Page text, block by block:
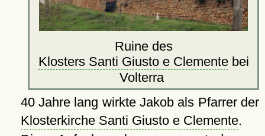
Ruine des
Klosters Santi Giusto e Clementebei
Volterra
40 Jahre lang wirkte Jakob als Pfarrer der
Klosterkirche Santi Giusto e Clemente.